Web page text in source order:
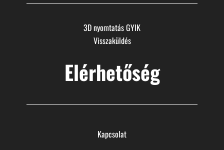
3D nyomtatás GYIK
Visszaküldés
Elérhetőség
Kapcsolat